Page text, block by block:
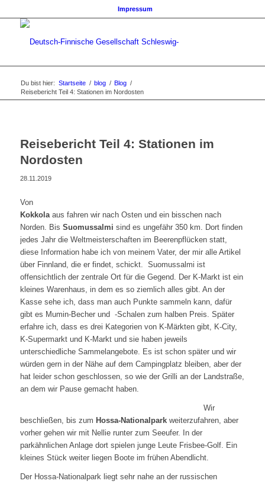
Impressum
Du bist hier: Startseite / blog / Blog /
Reisebericht Teil 4: Stationen im Nordosten
Reisebericht Teil 4: Stationen im
Nordosten
28.11.2019
Von
Kokkolaaus fahren wir nach Osten und ein bisschen nach
Norden. Bis Suomussalmi sind es ungefähr 350 km. Dort finden
jedes Jahr die Weltmeisterschaften im Beerenpflücken statt,
diese Information habe ich von meinem Vater, der mir alle Artikel
über Finnland, die er findet, schickt. Suomussalmi ist
offensichtlich der zentrale Ort für die Gegend. Der K-Markt ist ein
kleines Warenhaus, in dem es so ziemlich alles gibt. An der
Kasse sehe ich, dass man auch Punkte sammeln kann, dafür
gibt es Mumin-Becher und -Schalen zum halben Preis. Später
erfahre ich, dass es drei Kategorien von K-Märkten gibt, K-City,
K-Supermarkt und K-Markt und sie haben jeweils
unterschiedliche Sammelangebote. Es ist schon später und wir
würden gern in der Nähe auf dem Campingplatz bleiben, aber der
hat leider schon geschlossen, so wie der Grilli an der Landstraße,
an dem wir Pause gemacht haben.
Wir
beschließen, bis zum Hossa-Nationalparkweiterzufahren, aber
vorher gehen wir mit Nellie runter zum Seeufer. In der
parkähnlichen Anlage dort spielen junge Leute Frisbee-Golf. Ein
kleines Stück weiter liegen Boote im frühen Abendlicht.
Der Hossa-Nationalpark liegt sehr nahe an der russischen